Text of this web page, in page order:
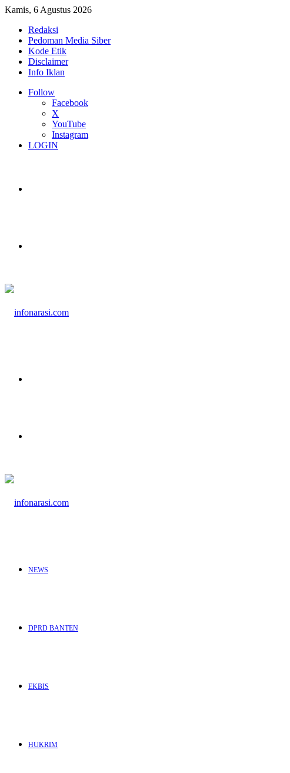
Kamis, 6 Agustus 2026
Redaksi
Pedoman Media Siber
Kode Etik
Disclaimer
Info Iklan
Follow
Facebook
X
YouTube
Instagram
LOGIN
NEWS
DPRD BANTEN
EKBIS
HUKRIM